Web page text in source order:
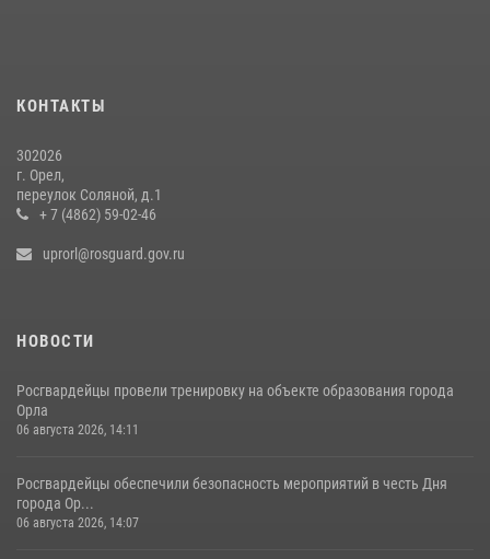
15 июля 2026, 14:49
КОНТАКТЫ
302026
г. Орел,
переулок Соляной, д.1
+ 7 (4862) 59-02-46
uprorl@rosguard.gov.ru
НОВОСТИ
Росгвардейцы провели тренировку на объекте образования города
Орла
06 августа 2026, 14:11
Росгвардейцы обеспечили безопасность мероприятий в честь Дня
города Ор...
06 августа 2026, 14:07